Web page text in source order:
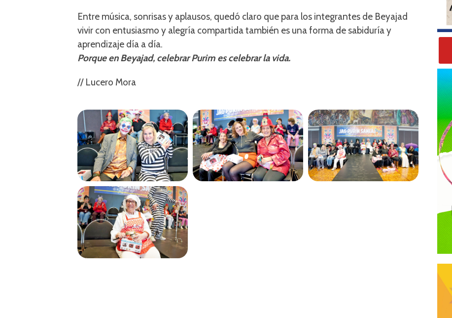
Entre música, sonrisas y aplausos, quedó claro que para los integrantes de Beyajad
vivir con entusiasmo y alegría compartida también es una forma de sabiduría y
aprendizaje día a día.
Porque en Beyajad, celebrar Purim es celebrar la vida.
// Lucero Mora